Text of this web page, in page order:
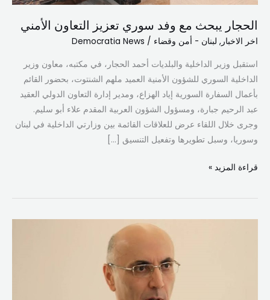
الحجار يبحث مع وفد سوري تعزيز التعاون الأمني
اخر الاخبار, لبنان - أمن وقضاء /
Democratia News
استقبل وزير الداخلية والبلديات أحمد الحجار، في مكتبه، معاون وزير
الداخلية السوري للشؤون الأمنية العميد ملهم الشنتوت، بحضور القائم
بأعمال السفارة السورية إياد الهزاع، ومدير إدارة التعاون الدولي العقيد
عبد الرحيم جبارة، ومسؤول الشؤون العربية المقدم علاء أبو سليم.
وجرى خلال اللقاء عرض للعلاقات القائمة بين وزارتي الداخلية في لبنان
وسوريا، وسبل تطويرها وتفعيل التنسيق […]
قراءة المزيد »